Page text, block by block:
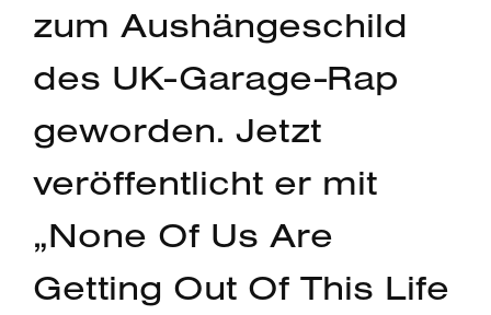
zum Aushängeschild
des UK-Garage-Rap
geworden. Jetzt
veröffentlicht er mit
„None Of Us Are
Getting Out Of This Life